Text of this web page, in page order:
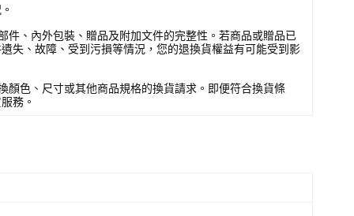
、內外包裝、贈品及附加文件的完整性。若商品或贈品已
失、故障、受到污損等情況，您的退換貨權益有可能受到影
色、尺寸或其他商品規格的換貨請求。即便符合換貨條
務。